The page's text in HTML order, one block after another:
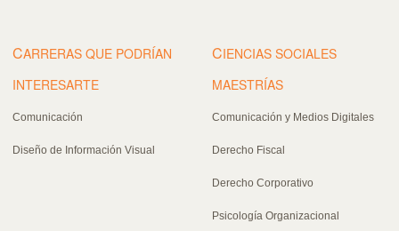
CARRERAS QUE PODRÍAN
INTERESARTE
Comunicación
Diseño de Información Visual
CIENCIAS SOCIALES
MAESTRÍAS
Comunicación y Medios Digitales
Derecho Fiscal
Derecho Corporativo
Psicología Organizacional